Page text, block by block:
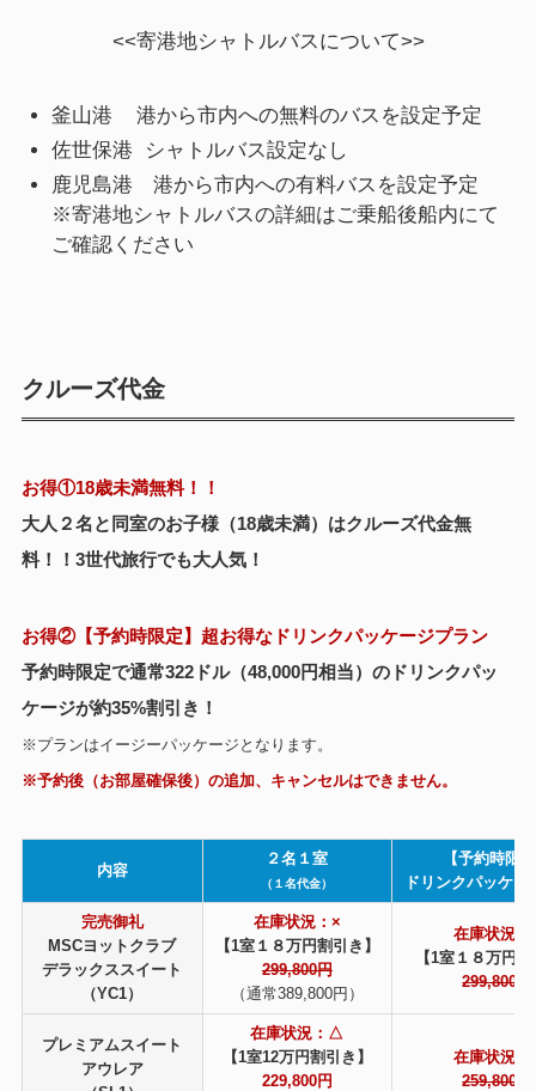
<<寄港地シャトルバスについて>>
釜山港 港から市内への無料のバスを設定予定
佐世保港 シャトルバス設定なし
鹿児島港 港から市内への有料バスを設定予定
※寄港地シャトルバスの詳細はご乗船後船内にて
ご確認ください
クルーズ代金
お得①18歳未満無料！！
大人２名と同室のお子様（18歳未満）はクルーズ代金無
料！！3世代旅行でも大人気！
お得②【予約時限定】超お得なドリンクパッケージプラン
予約時限定で通常322ドル（48,000円相当）のドリンクパッ
ケージが約35%割引き！
※プランはイージーパッケージとなります。
※予約後（お部屋確保後）の追加、キャンセルはできません。
内容
２名１室
（１名代金）
【予約時限
ドリンクパッケー
完売御礼
MSCヨットクラブ
デラックススイート
（YC1）
在庫状況：×
【1室１８万円割引き】
299,800円
（通常389,800円）
在庫状況：
【1室１８万円
299,800円
プレミアムスイート
アウレア
在庫状況：△
【1室12万円割引き】
229,800円
在庫状況：
259,800円